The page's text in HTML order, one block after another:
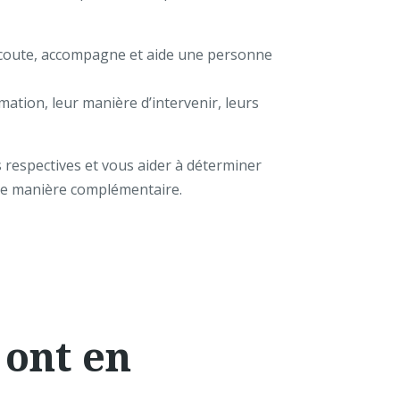
accompagne et aide une personne
leur manière d’intervenir, leurs
et vous aider à déterminer
manière complémentaire.
en